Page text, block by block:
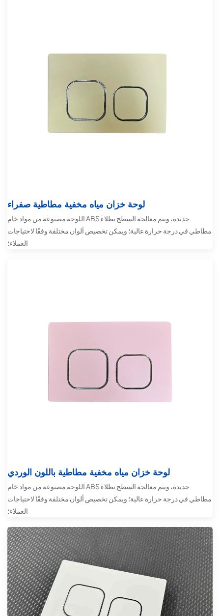
لوحة خزان مياه مخفية مطاطية صفراء
اللوحة مصنوعة من مواد خام ABS جديدة، ويتم معالجة السطح بطلاء
مطاطي في درجة حرارة عالية؛ ويمكن تخصيص ألوان مختلفة وفقًا لاحتياجات
العملاء؛
لوحة خزان مياه مخفية مطاطية باللون الوردي
اللوحة مصنوعة من مواد خام ABS جديدة، ويتم معالجة السطح بطلاء
مطاطي في درجة حرارة عالية؛ ويمكن تخصيص ألوان مختلفة وفقًا لاحتياجات
العملاء؛